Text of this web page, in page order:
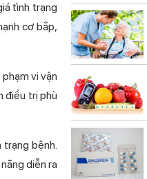
tình trạng
cơ bắp,
vi vận
điều trị phù
trạng bệnh.
diễn ra